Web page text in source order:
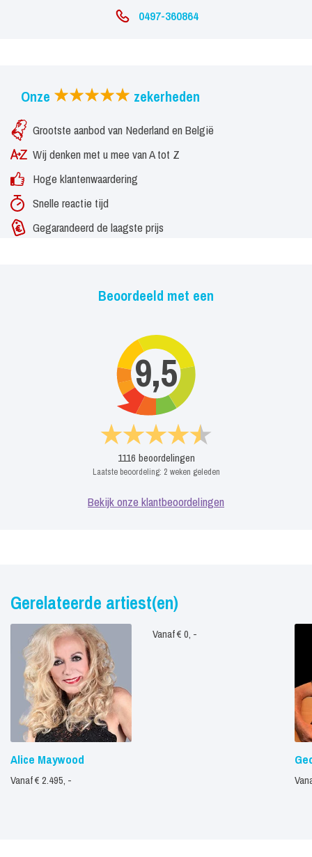
0497-360864
Onze zekerheden
Grootste aanbod van Nederland en België
Wij denken met u mee van A tot Z
Hoge klantenwaardering
Snelle reactie tijd
Gegarandeerd de laagste prijs
Beoordeeld met een
9,5
1116 beoordelingen
Laatste beoordeling: 2 weken geleden
Bekijk onze klantbeoordelingen
Gerelateerde artiest(en)
Alice Maywood
Vanaf € 2.495, -
Vanaf € 0, -